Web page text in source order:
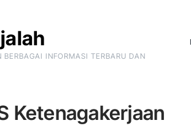
BERBAGAI INFORMASI TERBARU DAN
Ketenagakerjaan